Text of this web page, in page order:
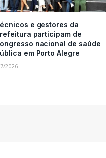
e gestores da
participam de
nacional de saúde
em Porto Alegre
2026